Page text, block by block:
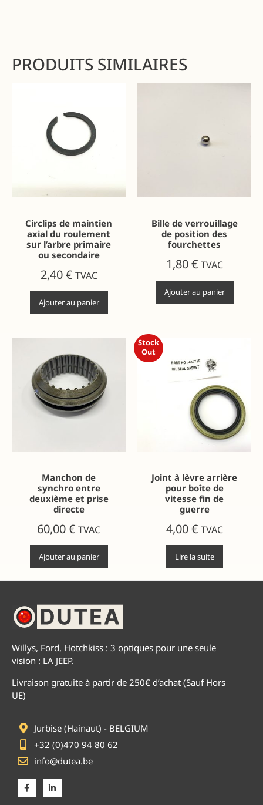
PRODUITS SIMILAIRES
Circlips de maintien
axial du roulement
sur l’arbre primaire
ou secondaire
2,40€ TVAC
Ajouter au panier
Bille de verrouillage
de position des
fourchettes
1,80€ TVAC
Ajouter au panier
Manchon de
synchro entre
deuxième et prise
directe
60,00€ TVAC
Ajouter au panier
Stock
Out
Joint à lèvre arrière
pour boîte de
vitesse fin de
guerre
4,00€ TVAC
Lire la suite
Willys, Ford, Hotchkiss : 3 optiques pour une seule
vision : LA JEEP.
Livraison gratuite à partir de 250€ d’achat (Sauf Hors
UE)
Jurbise (Hainaut) - BELGIUM
+32 (0)470 94 80 62
info@dutea.be